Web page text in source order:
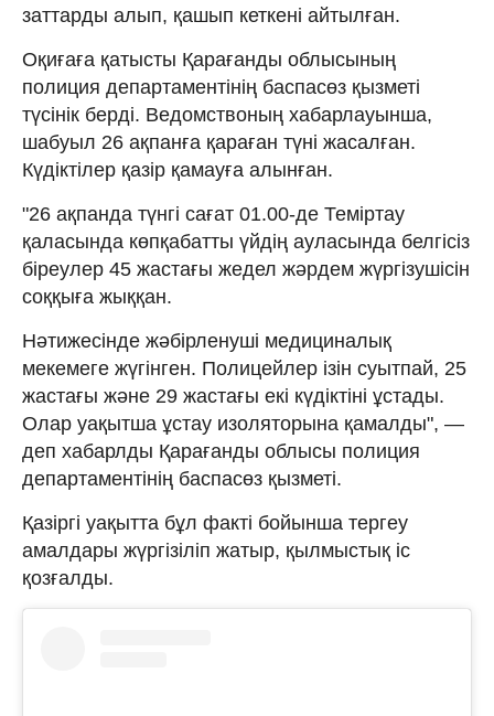
заттарды алып, қашып кеткені айтылған.
Оқиғаға қатысты Қарағанды облысының
полиция департаментінің баспасөз қызметі
түсінік берді. Ведомствоның хабарлауынша,
шабуыл 26 ақпанға қараған түні жасалған.
Күдіктілер қазір қамауға алынған.
"26 ақпанда түнгі сағат 01.00-де Теміртау
қаласында көпқабатты үйдің ауласында белгісіз
біреулер 45 жастағы жедел жәрдем жүргізушісін
соққыға жыққан.
Нәтижесінде жәбірленуші медициналық
мекемеге жүгінген. Полицейлер ізін суытпай, 25
жастағы және 29 жастағы екі күдіктіні ұстады.
Олар уақытша ұстау изоляторына қамалды", —
деп хабарлды Қарағанды облысы полиция
департаментінің баспасөз қызметі.
Қазіргі уақытта бұл факті бойынша тергеу
амалдары жүргізіліп жатыр, қылмыстық іс
қозғалды.